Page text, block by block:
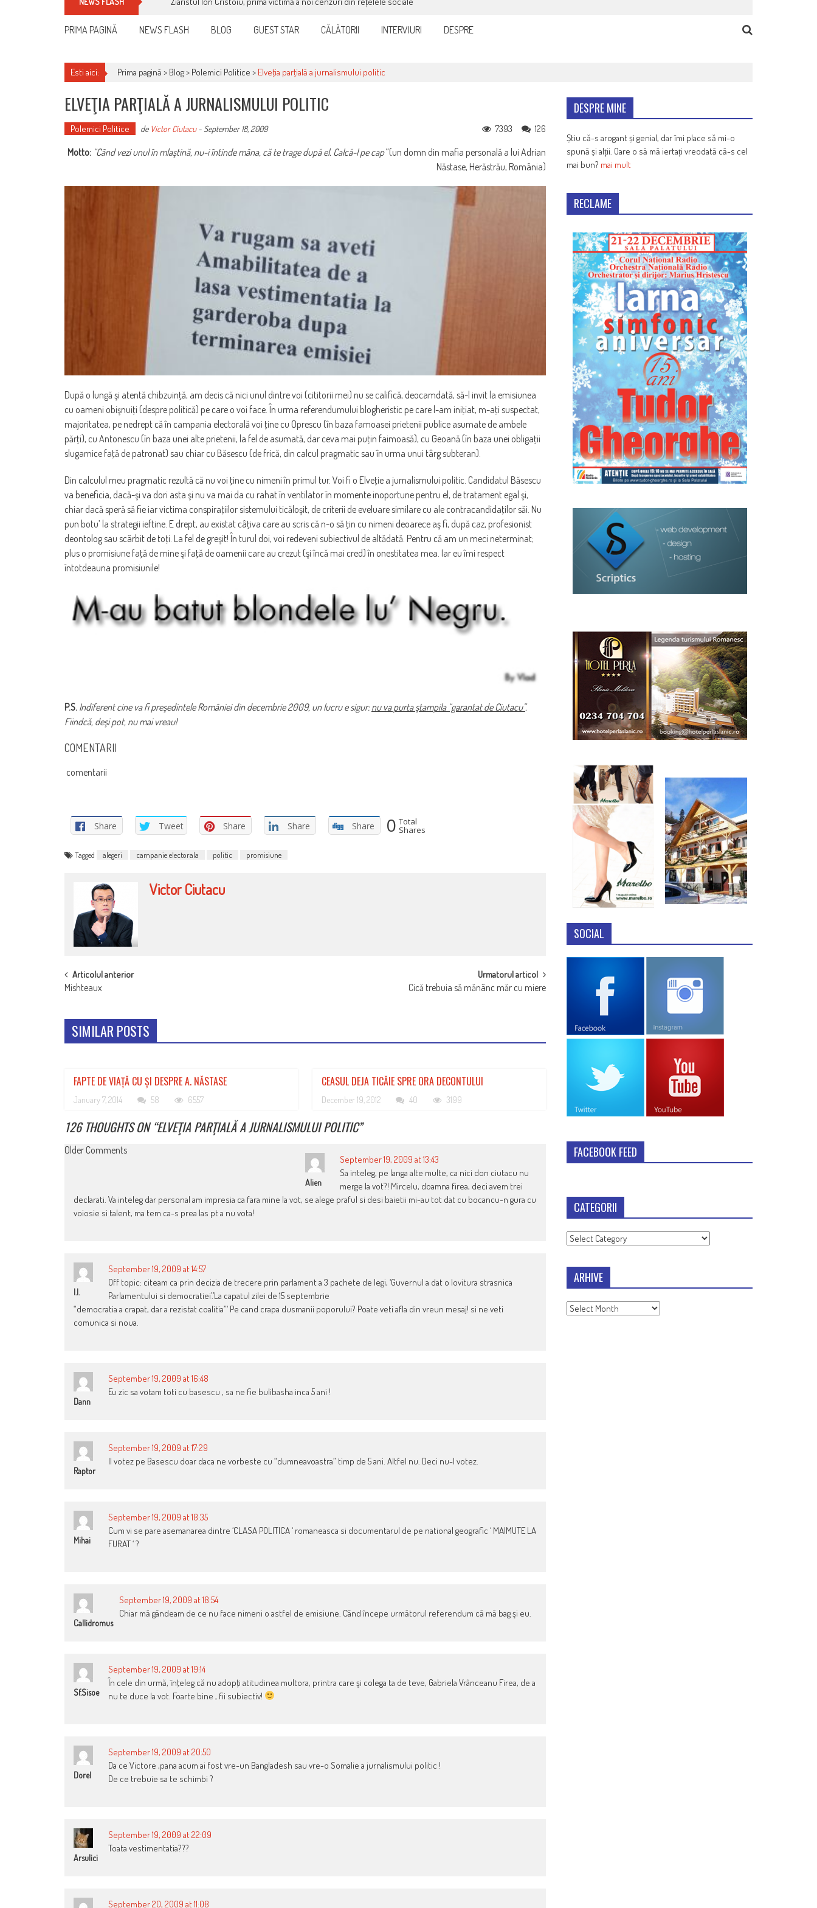
PRIMA PAGINĂ NEWS FLASH BLOG GUEST STAR CĂLĂTORII INTERVIURI DESPRE
Esti aici: Prima pagină > Blog> Polemici Politice > Elveţia parţială a jurnalismului politic
ELVEŢIA PARŢIALĂ A JURNALISMULUI POLITIC
Polemici Politice de Victor Ciutacu- September 18, 2009 126
7393
Motto: “Când vezi unul în mlaştină, nu-i întinde mâna, că te trage după el. Calcă-l pe cap”(un domn din mafia personală a lui Adrian
Năstase, Herăstrău, România)
După o lungă şi atentă chibzuinţă, am decis că nici unul dintre voi (cititorii mei) nu se califică, deocamdată, să-l invit la emisiunea
cu oameni obişnuiţi (despre politică) pe care o voi face. În urma referendumului blogheristic pe care l-am iniţiat, m-aţi suspectat,
majoritatea, pe nedrept că în campania electorală voi ţine cu Oprescu (în baza famoasei prietenii publice asumate de ambele
părţi), cu Antonescu (în baza unei alte prietenii, la fel de asumată, dar ceva mai puţin faimoasă), cu Geoană (în baza unei obligaţii
slugarnice faţă de patronat) sau chiar cu Băsescu (de frică, din calcul pragmatic sau în urma unui târg subteran).
Din calculul meu pragmatic rezultă că nu voi ţine cu nimeni în primul tur. Voi fi o Elveţie a jurnalismului politic. Candidatul Băsescu
va beneficia, dacă-şi va dori asta şi nu va mai da cu rahat în ventilator în momente inoportune pentru el, de tratament egal şi,
chiar dacă speră să fie iar victima conspiraţiilor sistemului ticăloşit, de criterii de eveluare similare cu ale contracandidaţilor săi. Nu
pun botu’ la strategii ieftine. E drept, au existat câţiva care au scris că n-o să ţin cu nimeni deoarece aş fi, după caz, profesionist
deontolog sau scârbit de toţi. La fel de greşit! În turul doi, voi redeveni subiectivul de altădată. Pentru că am un meci neterminat;
plus o promisiune faţă de mine şi faţă de oamenii care au crezut (şi încă mai cred) în onestitatea mea. Iar eu îmi respect
întotdeauna promisiunile!
P.S. Indiferent cine va fi preşedintele României din decembrie 2009, un lucru e sigur:nu va purta ştampila “garantat de Ciutacu”.
Fiindcă, deşi pot, nu mai vreau!
COMENTARII
comentarii
Share Tweet Share Share Share 0 Total
Shares
Tagged alegeri campanie electorala politic promisiune
Victor Ciutacu
POST
NAVIGATION
Articolul anterior
Mishteaux
Urmatorul articol
Cică trebuia să mănânc măr cu miere
SIMILAR POSTS
FAPTE DE VIAȚĂ CU ȘI DESPRE A. NĂSTASE
January 7, 2014 58 6557
CEASUL DEJA TICĂIE SPRE ORA DECONTULUI
December 19, 2012 40 3199
126 THOUGHTS ON “ELVEŢIA PARŢIALĂ A JURNALISMULUI POLITIC”
COMMENT
Older Comments
Alien
September 19, 2009 at 13:43
Sa inteleg, pe langa alte multe, ca nici don ciutacu nu
merge la vot?! Mircelu, doamna firea, deci avem trei
declarati. Va inteleg dar personal am impresia ca fara mine la vot, se alege praful si desi baietii mi-au tot dat cu bocancu-n gura cu
voiosie si talent, ma tem ca-s prea las pt a nu vota!
I.I.
September 19, 2009 at 14:57
Off topic: citeam ca prin decizia de trecere prin parlament a 3 pachete de legi, ‘Guvernul a dat o lovitura strasnica
Parlamentului si democratiei’.’La capatul zilei de 15 septembrie
“democratia a crapat, dar a rezistat coalitia”‘ Pe cand crapa dusmanii poporului? Poate veti afla din vreun mesaj! si ne veti
comunica si noua.
Dann
September 19, 2009 at 16:48
Eu zic sa votam toti cu basescu , sa ne fie bulibasha inca 5 ani !
Raptor
September 19, 2009 at 17:29
Il votez pe Basescu doar daca ne vorbeste cu “dumneavoastra” timp de 5 ani. Altfel nu. Deci nu-l votez.
Mihai
September 19, 2009 at 18:35
Cum vi se pare asemanarea dintre ‘CLASA POLITICA ‘ romaneasca si documentarul de pe national geografic ‘ MAIMUTE LA
FURAT ‘ ?
Callidromus
September 19, 2009 at 18:54
Chiar mă gândeam de ce nu face nimeni o astfel de emisiune. Când începe următorul referendum că mă bag şi eu.
Sf.Sisoe
September 19, 2009 at 19:14
În cele din urmă, înţeleg că nu adopţi atitudinea multora, printra care şi colega ta de teve, Gabriela Vrânceanu Firea, de a
nu te duce la vot. Foarte bine , fii subiectiv!
Dorel
September 19, 2009 at 20:50
Da ce Victore ,pana acum ai fost vre-un Bangladesh sau vre-o Somalie a jurnalismului politic !
De ce trebuie sa te schimbi ?
Arsulici
September 19, 2009 at 22:09
Toata vestimentatia???
September 20, 2009 at 11:08
DESPRE MINE
Știu că-s arogant și genial, dar îmi place să mi-o
spună și alții. Oare o să mă iertați vreodată că-s cel
mai bun? mai mult
RECLAME
SOCIAL
FACEBOOK FEED
CATEGORII
Categorii
ARHIVE
Arhive